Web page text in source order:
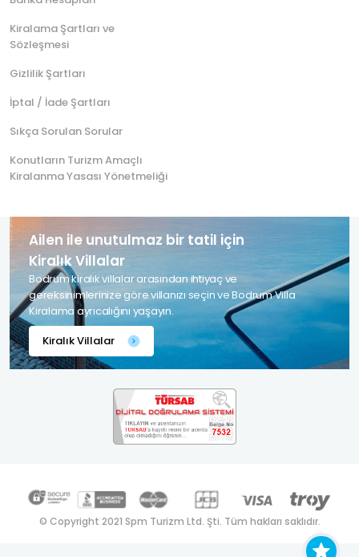
Kiralama Şartları ve
Sözleşmesi
Gizlilik Şartları
İptal / İade Şartları
Sıkça Sorulan Sorular
Konutların Turizm Amaçlı
Kiralanma Yasası Yönetmeliği
Ailen ile unutulmaz bir tatil için
Kiralık Villalar
Bodrum kiralık villalar arasından ihtiyaç ve
gereksinimlerinize göre villanızı seçin ve Bodrum Villa
Kiralama ayrıcalığını yaşayın.
Kiralık Villalar
© Copyright 2021 Spm Turizm Ltd. Şti. Tüm hakları saklıdır.